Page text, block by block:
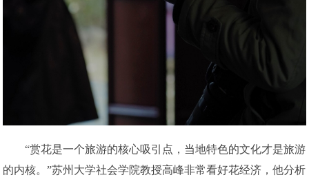
“赏花是一个旅游的核心吸引点，当地特色的文化才是旅游
的内核。”苏州大学社会学院教授高峰非常看好花经济，他分析